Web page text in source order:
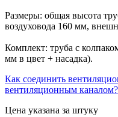
Размеры: общая высота
воздуховода 160 мм,
Комплект: труба с
мм в цвет + насадка).
Как соединить
вентиляционным каналом?
Цена указана за штуку